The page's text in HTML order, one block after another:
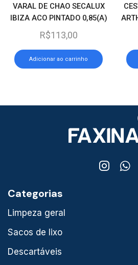
VARAL DE CHAO SECALUX
IBIZA ACO PINTADO 0,85(A)
X 0,90(L) X 0,56(P)
R$113,00
Adicionar ao carrinho
Categorias
Limpeza geral
Sacos de lixo
Descartáveis